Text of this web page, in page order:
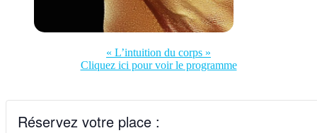
« L’intuition du corps »
Cliquez ici pour voir le programme
Réservez votre place :